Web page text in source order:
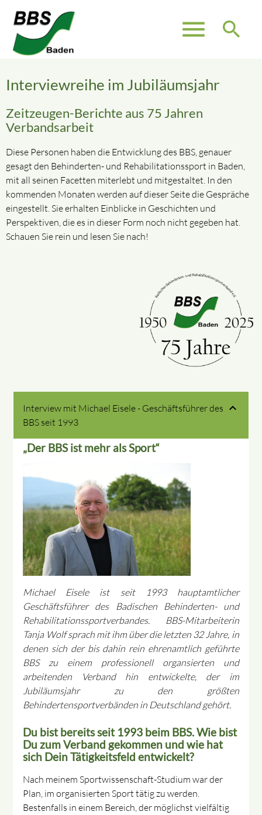
menu search
Interviewreihe im Jubiläumsjahr
Zeitzeugen-Berichte aus 75 Jahren
Verbandsarbeit
Diese Personen haben die Entwicklung des BBS, genauer
gesagt den Behinderten- und Rehabilitationssport in Baden,
mit all seinen Facetten miterlebt und mitgestaltet. In den
kommenden Monaten werden auf dieser Seite die Gespräche
eingestellt. Sie erhalten Einblicke in Geschichten und
Perspektiven, die es in dieser Form noch nicht gegeben hat.
Schauen Sie rein und lesen Sie nach!
Interview mit Michael Eisele - Geschäftsführer des
BBS seit 1993
„Der BBS ist mehr als Sport“
Michael Eisele ist seit 1993 hauptamtlicher
Geschäftsführer des Badischen Behinderten- und
Rehabilitationssportverbandes. BBS-Mitarbeiterin
Tanja Wolf sprach mit ihm über die letzten 32 Jahre, in
denen sich der bis dahin rein ehrenamtlich geführte
BBS zu einem professionell organsierten und
arbeitenden Verband hin entwickelte, der im
Jubiläumsjahr zu den größten
Behindertensportverbänden in Deutschland gehört.
Du bist bereits seit 1993 beim BBS. Wie bist
Du zum Verband gekommen und wie hat
sich Dein Tätigkeitsfeld entwickelt?
Nach meinem Sportwissenschaft-Studium war der
Plan, im organisierten Sport tätig zu werden.
Bestenfalls in einem Bereich, der möglichst vielfältig